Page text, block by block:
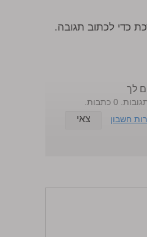
כדי לכתוב תגובה.
לך
חשבון
צאי